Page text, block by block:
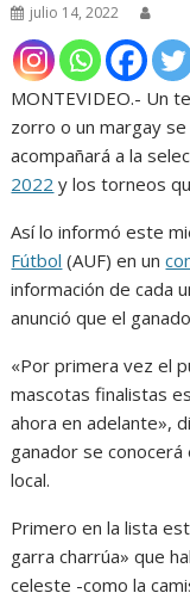
julio 14, 2022
MONTEVIDEO.- Un
zorro o un margay
acompañará a la
2022 y los torneos
Así lo informó este
Fútbol (AUF) en un
información de cada
anunció que el
«Por primera vez el
mascotas finalistas
ahora en adelante»,
ganador se
local.
Primero en la lista
garra charrúa» que
celeste -como la